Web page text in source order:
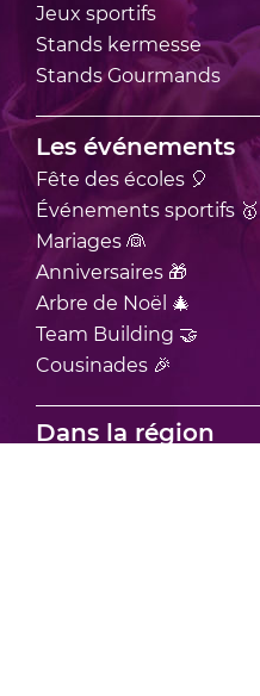
Jeux sportifs
Stands kermesse
StandsGourmands
Les événements
Fête des écoles 🎈
Événements sportifs 🥇
Mariages 👰
Anniversaires 🎁
Arbre de Noël 🎄
Team Building 🤝
Cousinades 🎉
Dans la région